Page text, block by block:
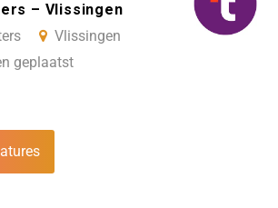
– Vlissingen
Vlissingen
geplaatst